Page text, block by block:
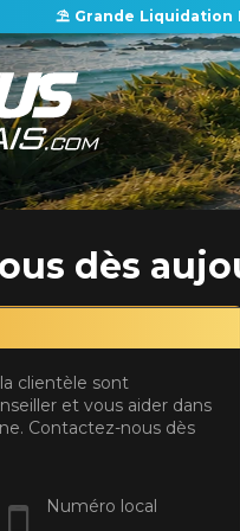
⛱️ Grande Liquidation
dès
clientèle sont
et vous aider dans
Contactez-nous dès
Numéro local